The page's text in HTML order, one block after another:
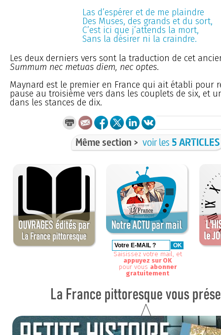
Las d’espérer et de me plaindre
Des Muses, des grands et du sort,
C’est ici que j’attends la mort,
Sans la désirer ni la craindre.
Les deux derniers vers sont la traduction de cet
Summum nec metuas diem, nec optes.
Maynard est le premier en France qui ait établi pour
pause au troisième vers dans les couplets de six, et
dans les stances de dix.
Même section > voir les 5 ARTICLES
Saisissez votre mail, et
appuyez sur OK
pour vous abonner
gratuitement